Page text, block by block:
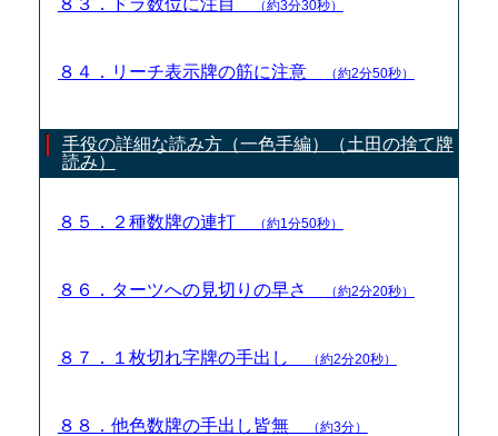
（約3分30秒）
８４．リーチ表示牌の筋に注意 （約2分50秒）
手役の詳細な読み方（一色手編）（土田の捨て牌
読み）
８５．２種数牌の連打 （約1分50秒）
８６．ターツへの見切りの早さ （約2分20秒）
８７．１枚切れ字牌の手出し （約2分20秒）
８８．他色数牌の手出し皆無 （約3分）